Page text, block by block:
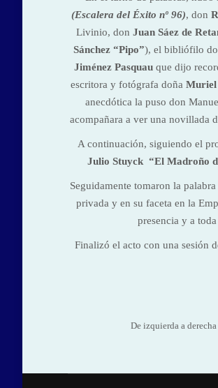
(Escalera del Éxito nº 96), don
Livinio, don Juan Sáez de
Sánchez “Pipo”), el bibliófilo
Jiménez Pasquauque dijo
escritora y fotógrafa doña Muriel
anecdótica la puso don
acompañara a ver una novillada
A continuación, siguiendo el
Julio Stuyck “El Madroño
Seguidamente tomaron la palabra
privada y en su faceta en la
presencia y a
Finalizó el acto con una sesión
De izquierda a